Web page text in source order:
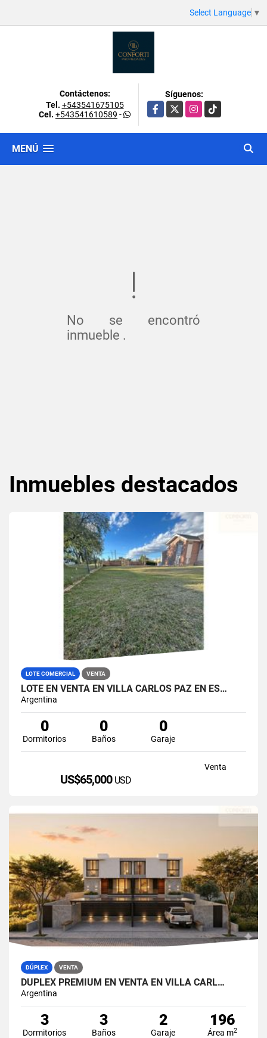
Select Language ▼
Contáctenos:
Tel. +543541675105
Cel. +543541610589 -
Síguenos:
Facebook
X Instagram
TikTok
MENÚ
No se encontró
inmueble .
Inmuebles destacados
LOTE COMERCIAL VENTA
LOTE EN VENTA EN VILLA CARLOS PAZ EN ES…
Argentina
0
Dormitorios
0
Baños
0
Garaje
Venta
US$65,000 USD
DÚPLEX VENTA
DUPLEX PREMIUM EN VENTA EN VILLA CARL…
Argentina
3
Dormitorios
3
Baños
2
Garaje
196
Área m2